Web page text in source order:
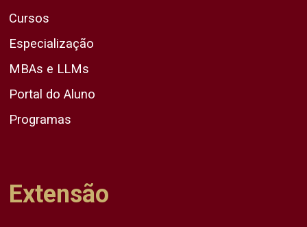
Cursos
Especialização
MBAs e LLMs
Portal do Aluno
Programas
Extensão